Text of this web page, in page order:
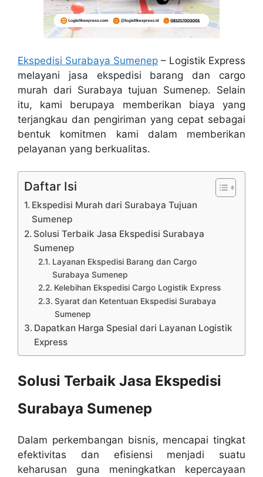
Ekspedisi Surabaya Sumenep – Logistik Express
melayani jasa ekspedisi barang dan cargo
murah dari Surabaya tujuan Sumenep. Selain
itu, kami berupaya memberikan biaya yang
terjangkau dan pengiriman yang cepat sebagai
bentuk komitmen kami dalam memberikan
pelayanan yang berkualitas.
Daftar Isi
Ekspedisi Murah dari Surabaya Tujuan
Sumenep
Solusi Terbaik Jasa Ekspedisi Surabaya
Sumenep
Layanan Ekspedisi Barang dan Cargo
Surabaya Sumenep
Kelebihan Ekspedisi Cargo Logistik Express
Syarat dan Ketentuan Ekspedisi Surabaya
Sumenep
Dapatkan Harga Spesial dari Layanan Logistik
Express
Solusi Terbaik Jasa Ekspedisi
Surabaya Sumenep
Dalam perkembangan bisnis, mencapai tingkat
efektivitas dan efisiensi menjadi suatu
keharusan guna meningkatkan kepercayaan